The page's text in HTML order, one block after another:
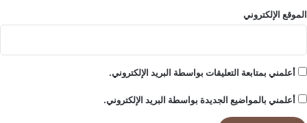
الموقع الإلكتروني
أعلمني بمتابعة التعليقات بواسطة البريد الإلكتروني.
أعلمني بالمواضيع الجديدة بواسطة البريد الإلكتروني.